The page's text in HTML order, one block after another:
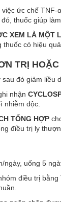
việc ức chế TNF-
thuốc giúp
XEM LÀ MỘT
thuốc có hiệu
TRỊ
đó giảm liều
nhận
nhiễm độc.
TỔNG HỢP
điều trị ly
ngày, uống 5
điều trị bằng